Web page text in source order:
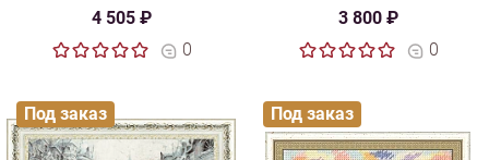
4 505 ₽
0
3 800 ₽
0
Под заказ Под заказ